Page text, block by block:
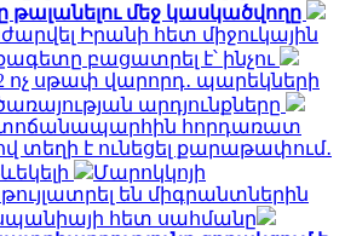
մեջ կասկածվողը
Իրանի հետ միջուկային
բացատրել է՝ ինչու
ոչ սթափ վարորդ․ պարեկների
արդյունքները
հորդառատ
տեղի է ունեցել քարաթափում․
Մարոկկոյի
են միգրանտներին
հետ սահմանը